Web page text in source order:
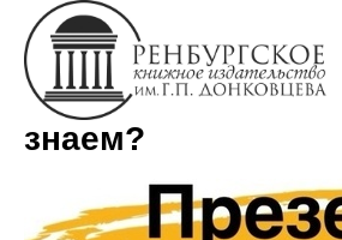
Всех ли помним?
знаем?